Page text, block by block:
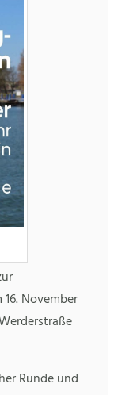
November
Runde und